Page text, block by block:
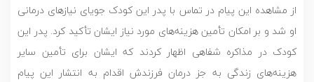
از مشاهده این پیام در تماس با پدر این کودک جویای نیازهای درمانی
او شد و بر امکان تأمین هزینه‌های مورد نیاز ایشان تأکید کرد. پدر این
کودک در مذاکره شفاهی اظهار کردند که ایشان برای تأمین سایر
هزینه‌های زندگی به جز درمان فرزندش اقدام به انتشار این پیام